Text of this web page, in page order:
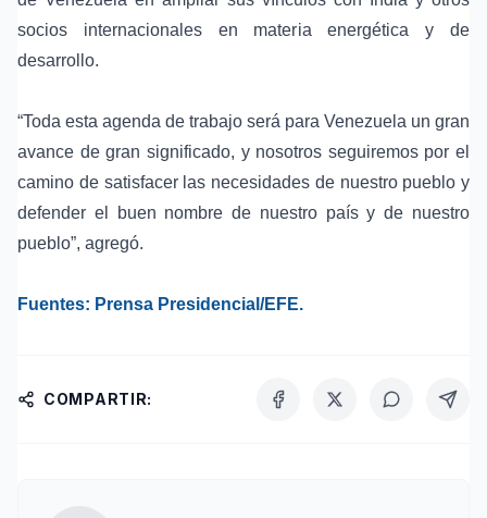
socios internacionales en materia energética y de
desarrollo.
“Toda esta agenda de trabajo será para Venezuela un gran
avance de gran significado, y nosotros seguiremos por el
camino de satisfacer las necesidades de nuestro pueblo y
defender el buen nombre de nuestro país y de nuestro
pueblo”, agregó.
Fuentes: Prensa Presidencial/EFE.
COMPARTIR: